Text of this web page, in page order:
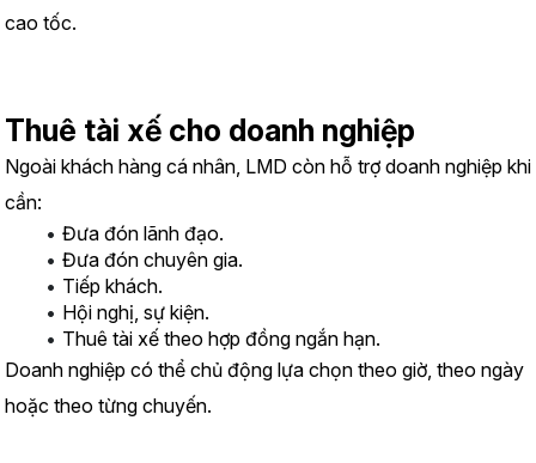
cao tốc.
Thuê tài xế cho doanh nghiệp
Ngoài khách hàng cá nhân, LMD còn hỗ trợ doanh nghiệp khi
cần:
Đưa đón lãnh đạo.
Đưa đón chuyên gia.
Tiếp khách.
Hội nghị, sự kiện.
Thuê tài xế theo hợp đồng ngắn hạn.
Doanh nghiệp có thể chủ động lựa chọn theo giờ, theo ngày
hoặc theo từng chuyến.